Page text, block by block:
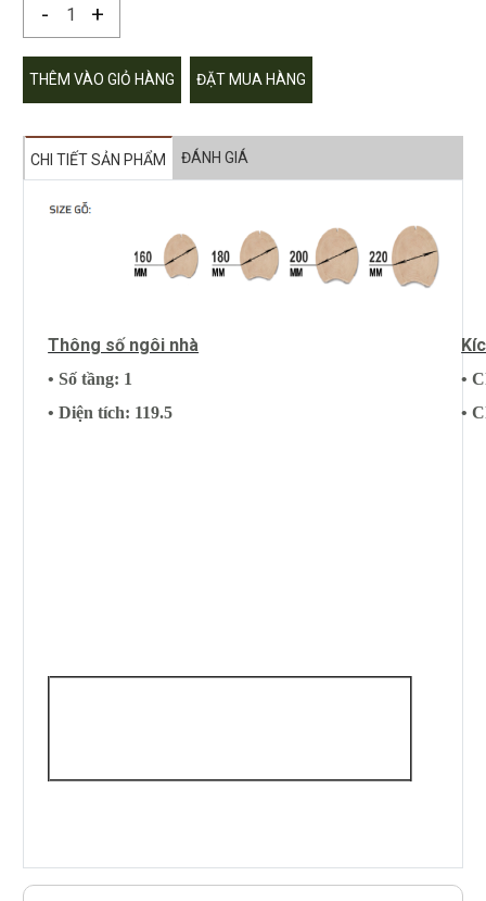
-
+
THÊM VÀO GIỎ HÀNG ĐẶT MUA HÀNG
CHI TIẾT SẢN PHẨM ĐÁNH GIÁ
Thông số ngôi nhà
• Số tầng: 1
•
• Diện tích: 119.5
•